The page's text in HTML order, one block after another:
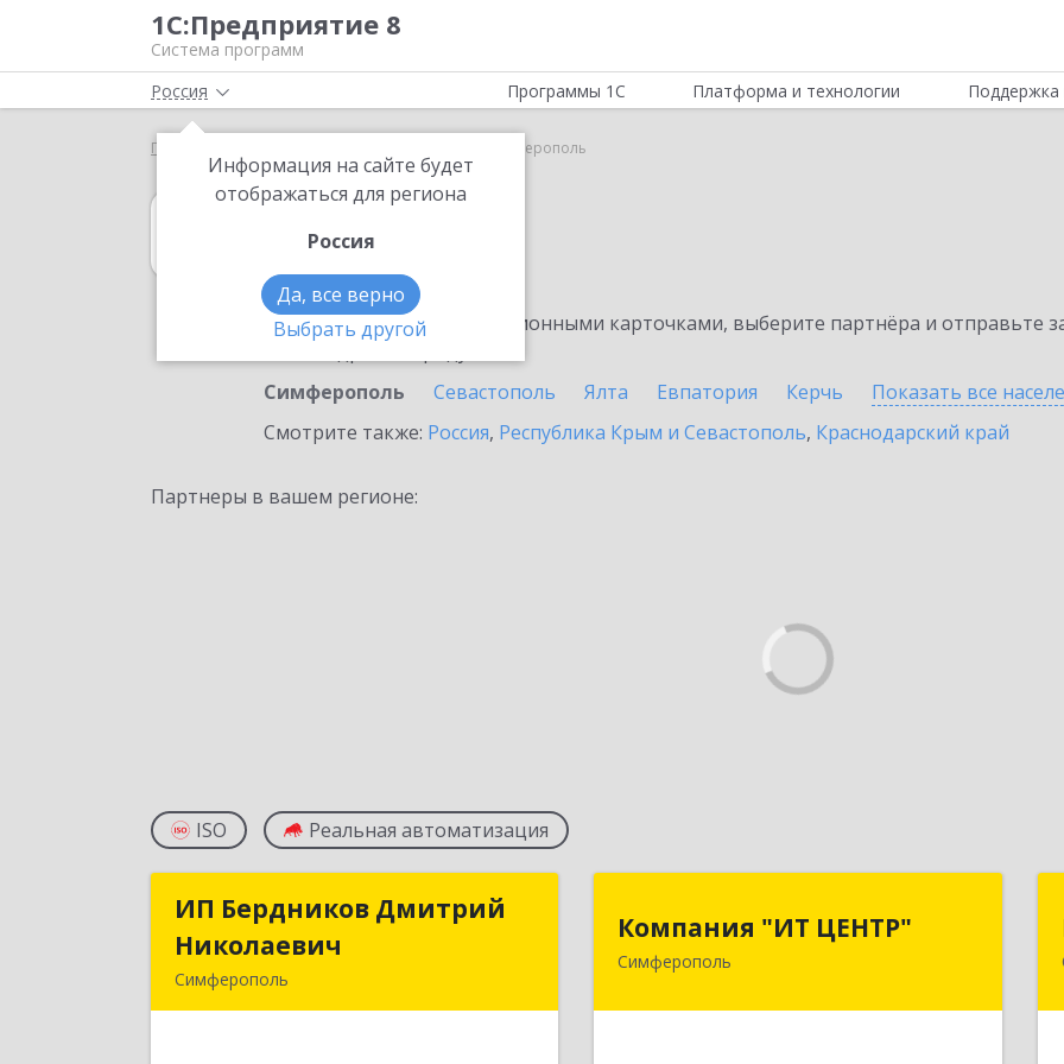
1С:Предприятие 8
Система программ
Россия
Информация на сайте будет
отображаться для региона
Россия
Да, все верно
Выбрать другой
Программы 1С Платформа и технологии Поддержка
Главная Симферополь
1С:Розница
в Симферополе
Ознакомьтесь с информационными карточками, выберите партнёра и отправьте
Симферополь
Севастополь Ялта Евпатория Керчь Показать все
Смотрите также: Россия, Республика Крым и Севастополь, Краснодарский край
Партнеры в вашем регионе:
ISO Реальная автоматизация
ИП Бердников Дмитрий
Николаевич
Симферополь
ИП Бердников Дмитрий
Компания "ИТ ЦЕНТР"
Симферополь
295043, Крым Респ, Симферополь г,